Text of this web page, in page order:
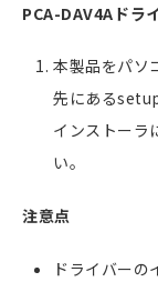
PCA-DAV4Aドラ
本製品をパソ
先にある
インストーラ
い。
注意点
ドライバーの